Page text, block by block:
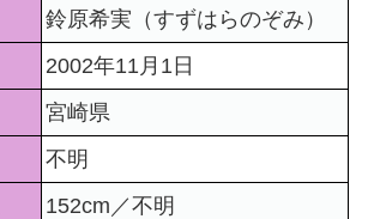
鈴原希実（すずはらのぞみ）
2002年11月1日
宮崎県
不明
152cm／不明